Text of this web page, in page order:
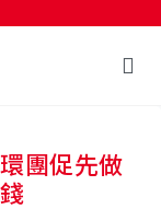
團促先做